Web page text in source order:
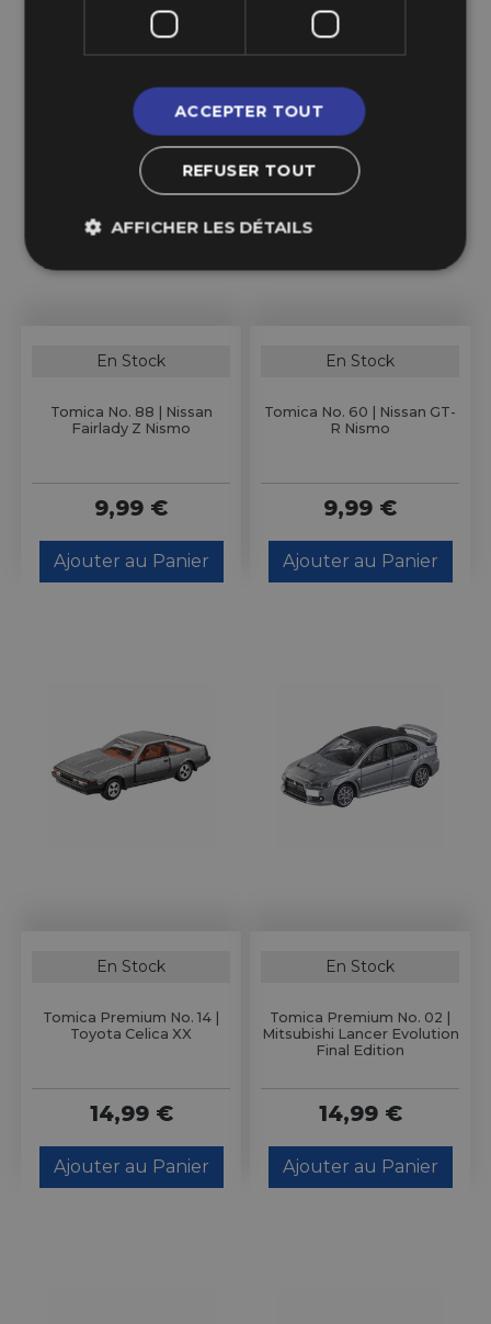
En Stock
Tomica No. 88 | Nissan
Fairlady Z Nismo
9,99 €
Ajouter au Panier
En Stock
Tomica No. 60 | Nissan GT-
R Nismo
9,99 €
Ajouter au Panier
En Stock
Tomica Premium No. 14 |
Toyota Celica XX
14,99 €
Ajouter au Panier
En Stock
Tomica Premium No. 02 |
Mitsubishi Lancer Evolution
Final Edition
14,99 €
Ajouter au Panier
ACCEPTER TOUT
REFUSER TOUT
AFFICHER LES DÉTAILS